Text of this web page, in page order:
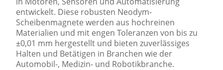
entwickelt. Diese robusten Neodym-
Scheibenmagnete werden aus hochreinen
Materialien und mit engen Toleranzen von bis zu
±0,01 mm hergestellt und bieten zuverlässiges
Halten und Betätigen in Branchen wie der
Automobil-, Medizin- und Robotikbranche.